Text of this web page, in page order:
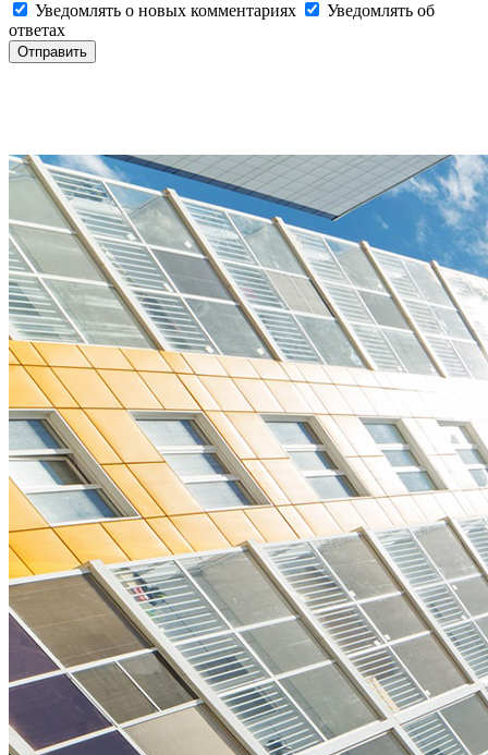
Уведомлять о новых комментариях
Уведомлять об
ответах
Отправить